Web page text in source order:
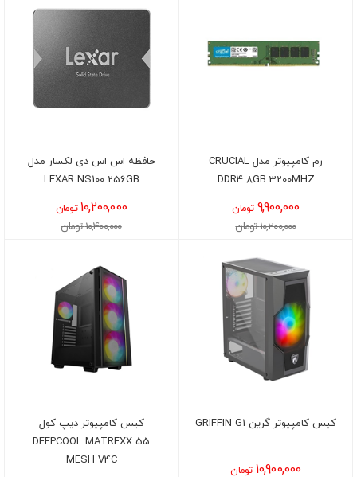
رم کامپیوتر مدل CRUCIAL
DDR4 8GB 3200MHZ
9,900,000 تومان
10,200,000 تومان
حافظه اس اس دی لکسار مدل
LEXAR NS100 256GB
10,200,000 تومان
10,400,000 تومان
کیس کامپیوتر گرین GRIFFIN G1
10,900,000 تومان
کیس کامپیوتر دیپ کول
DEEPCOOL MATREXX 55
MESH V4C